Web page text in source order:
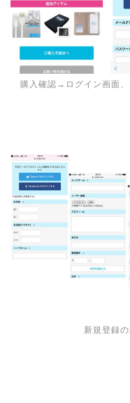
購入確認→ログイン画面
新規登録